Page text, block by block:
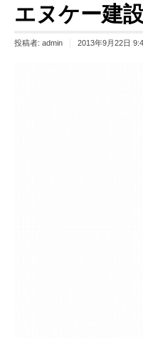
エヌケー建
投稿者: admin 2013年9月22日